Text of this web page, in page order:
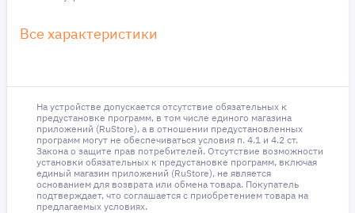
Все характеристики
На устройстве допускается отсутствие обязательных к
предустановке программ, в том числе единого магазина
приложений (RuStore), а в отношении предустановленных
программ могут не обеспечиваться условия п. 4.1 и 4.2 ст.
Закона о защите прав потребителей. Отсутствие возможности
установки обязательных к предустановке программ, включая
единый магазин приложений (RuStore), не является
основанием для возврата или обмена товара. Покупатель
подтверждает, что соглашается с приобретением товара на
предлагаемых условиях.